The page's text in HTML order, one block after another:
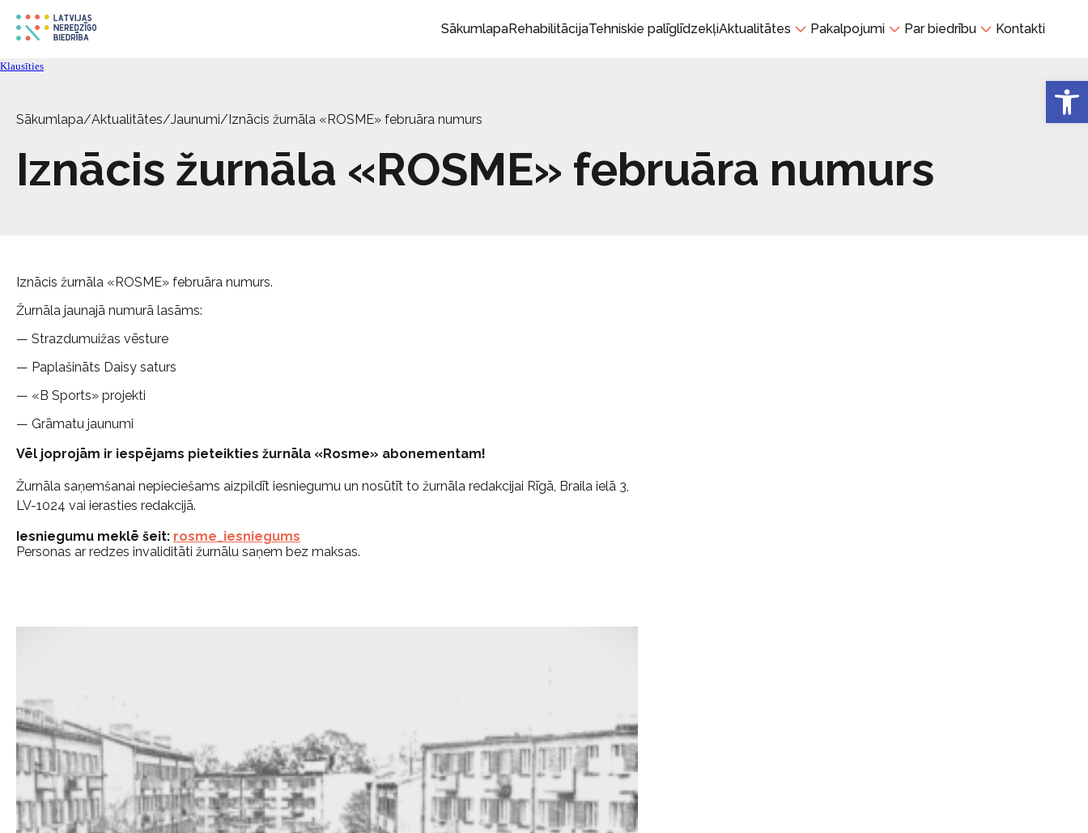
SākumlapaRehabilitācijaTehniskie palīglīdzekļiAktualitātes Pakalpojumi Par biedrību Kontakti
Klausīties
Sākumlapa/Aktualitātes/Jaunumi/Iznācis žurnāla «ROSME» februāra numurs
Iznācis žurnāla «ROSME» februāra numurs
Iznācis žurnāla «ROSME» februāra numurs.
Žurnāla jaunajā numurā lasāms:
— Strazdumuižas vēsture
— Paplašināts Daisy saturs
— «B Sports» projekti
— Grāmatu jaunumi
Vēl joprojām ir iespējams pieteikties žurnāla «Rosme» abonementam!
Žurnāla saņemšanai nepieciešams aizpildīt iesniegumu un nosūtīt to žurnāla redakcijai Rīgā, Braila ielā 3,
LV-1024 vai ierasties redakcijā.
Iesniegumu meklē šeit: rosme_iesniegums
Personas ar redzes invaliditāti žurnālu saņem bez maksas.